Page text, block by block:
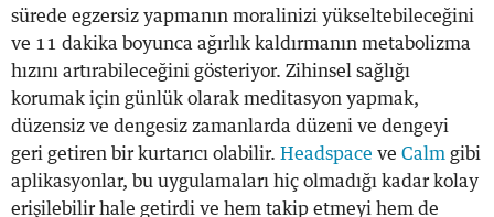
sürede egzersiz yapmanın moralinizi yükseltebileceğini
ve 11 dakika boyunca ağırlık kaldırmanın metabolizma
hızını artırabileceğini gösteriyor. Zihinsel sağlığı
korumak için günlük olarak meditasyon yapmak,
düzensiz ve dengesiz zamanlarda düzeni ve dengeyi
geri getiren bir kurtarıcı olabilir. Headspace ve Calm gibi
aplikasyonlar, bu uygulamaları hiç olmadığı kadar kolay
erişilebilir hale getirdi ve hem takip etmeyi hem de